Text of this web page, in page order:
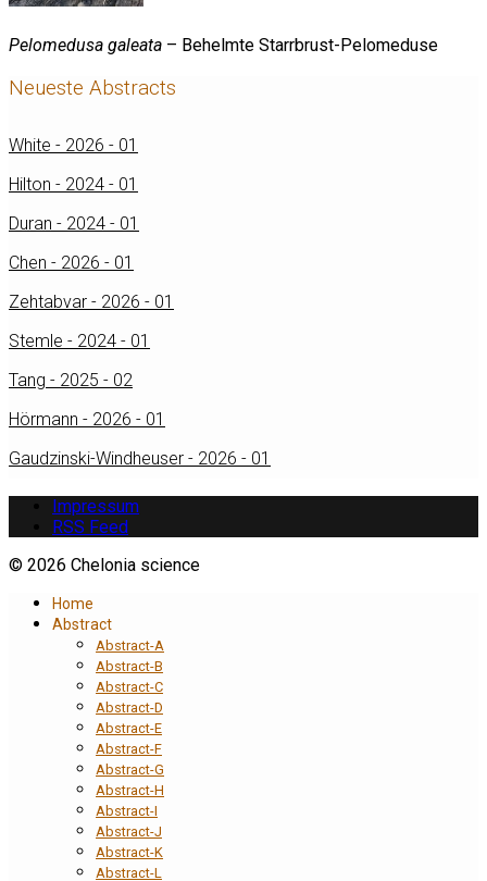
Pelomedusa galeata – Behelmte Starrbrust-Pelomeduse
Neueste Abstracts
White - 2026 - 01
Hilton - 2024 - 01
Duran - 2024 - 01
Chen - 2026 - 01
Zehtabvar - 2026 - 01
Stemle - 2024 - 01
Tang - 2025 - 02
Hörmann - 2026 - 01
Gaudzinski-Windheuser - 2026 - 01
Impressum
RSS Feed
© 2026 Chelonia science
Home
Abstract
Abstract-A
Abstract-B
Abstract-C
Abstract-D
Abstract-E
Abstract-F
Abstract-G
Abstract-H
Abstract-I
Abstract-J
Abstract-K
Abstract-L